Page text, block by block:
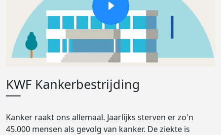
KWF Kankerbestrijding
Kanker raakt ons allemaal. Jaarlijks sterven er zo'n
45.000 mensen als gevolg van kanker. De ziekte is